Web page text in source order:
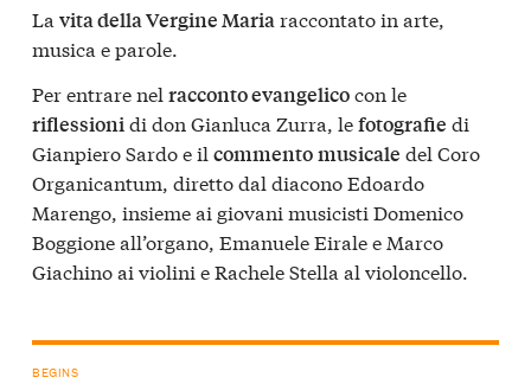
La vita della Vergine Mariaraccontato in arte,
musica e parole.
Per entrare nel racconto evangelicocon le
riflessioni di don Gianluca Zurra, lefotografie di
Gianpiero Sardo e il commentomusicale del Coro
Organicantum, diretto dal diacono Edoardo
Marengo, insieme ai giovani musicisti Domenico
Boggione all’organo, Emanuele Eirale e Marco
Giachino ai violini e Rachele Stella al violoncello.
BEGINS